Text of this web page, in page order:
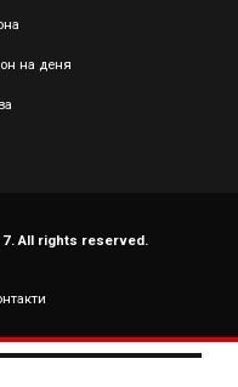
на деня
All rights reserved.